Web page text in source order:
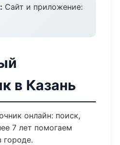
Сайт и приложение:
в Казань
онлайн: поиск,
7 лет помогаем
городе.